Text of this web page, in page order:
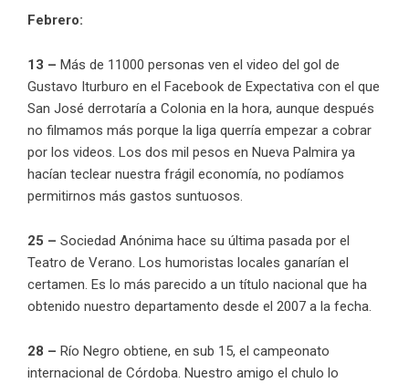
Febrero:
13 – Más de 11000 personas ven el video del gol de
Gustavo Iturburo en el Facebook de Expectativa con el que
San José derrotaría a Colonia en la hora, aunque después
no filmamos más porque la liga querría empezar a cobrar
por los videos. Los dos mil pesos en Nueva Palmira ya
hacían teclear nuestra frágil economía, no podíamos
permitirnos más gastos suntuosos.
25 – Sociedad Anónima hace su última pasada por el
Teatro de Verano. Los humoristas locales ganarían el
certamen. Es lo más parecido a un título nacional que ha
obtenido nuestro departamento desde el 2007 a la fecha.
28 – Río Negro obtiene, en sub 15, el campeonato
internacional de Córdoba. Nuestro amigo el chulo lo